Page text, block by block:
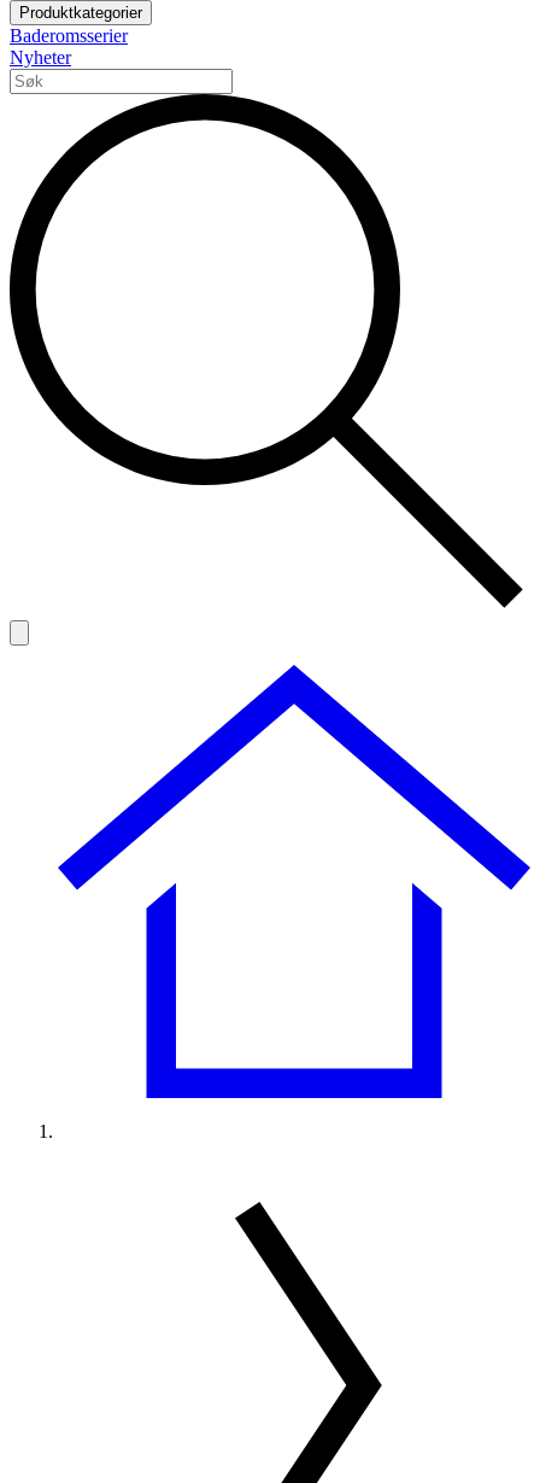
Produktkategorier
Baderomsserier
Nyheter